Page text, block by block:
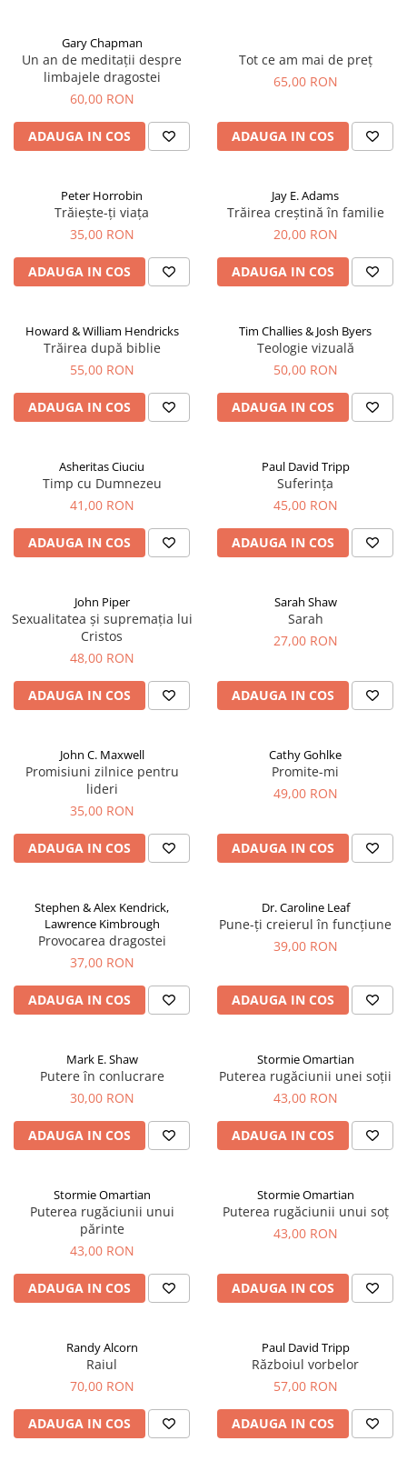
Gary Chapman
Un an de meditații despre
limbajele dragostei
60,00 RON
ADAUGA IN COS
Tot ce am mai de preț
65,00 RON
ADAUGA IN COS
Peter Horrobin
Trăiește-ți viața
35,00 RON
ADAUGA IN COS
Jay E. Adams
Trăirea creștină în familie
20,00 RON
ADAUGA IN COS
Howard & William Hendricks
Trăirea după biblie
55,00 RON
ADAUGA IN COS
Tim Challies & Josh Byers
Teologie vizuală
50,00 RON
ADAUGA IN COS
Asheritas Ciuciu
Timp cu Dumnezeu
41,00 RON
ADAUGA IN COS
Paul David Tripp
Suferința
45,00 RON
ADAUGA IN COS
John Piper
Sexualitatea și supremația lui
Cristos
48,00 RON
ADAUGA IN COS
Sarah Shaw
Sarah
27,00 RON
ADAUGA IN COS
John C. Maxwell
Promisiuni zilnice pentru
lideri
35,00 RON
ADAUGA IN COS
Cathy Gohlke
Promite-mi
49,00 RON
ADAUGA IN COS
Stephen & Alex Kendrick,
Lawrence Kimbrough
Provocarea dragostei
37,00 RON
ADAUGA IN COS
Dr. Caroline Leaf
Pune-ți creierul în funcțiune
39,00 RON
ADAUGA IN COS
Mark E. Shaw
Putere în conlucrare
30,00 RON
ADAUGA IN COS
Stormie Omartian
Puterea rugăciunii unei soții
43,00 RON
ADAUGA IN COS
Stormie Omartian
Puterea rugăciunii unui
părinte
43,00 RON
ADAUGA IN COS
Stormie Omartian
Puterea rugăciunii unui soț
43,00 RON
ADAUGA IN COS
Randy Alcorn
Raiul
70,00 RON
ADAUGA IN COS
Paul David Tripp
Războiul vorbelor
57,00 RON
ADAUGA IN COS